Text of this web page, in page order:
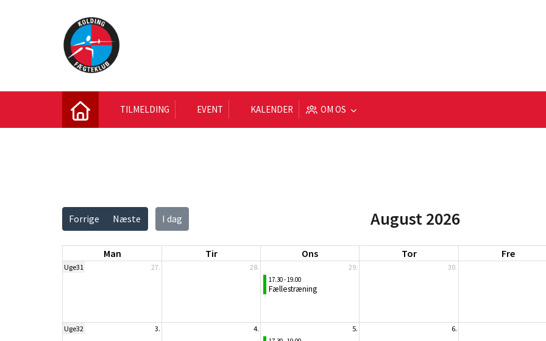
TILMELDING EVENT KALENDER OM OS
Forrige Næste I dag August 2026
Man Tir Ons Tor Fre
Uge31 27. 28. 29.
17.30 - 19.00
Fællestræning
30.
Uge32 3. 4. 5. 6.